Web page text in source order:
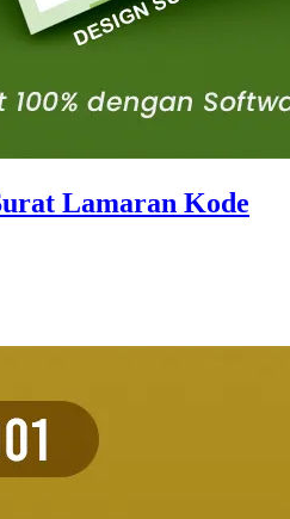
Lamaran Kode